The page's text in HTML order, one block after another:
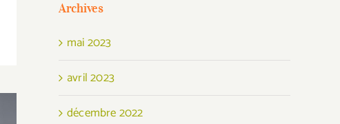
Archives
mai 2023
avril 2023
décembre 2022